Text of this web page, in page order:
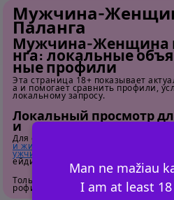
Man ne mažiau
I am at least
Мужчина-
Паланга
Мужчина-Женщина
нга: локальные
ные профили
Эта страница 18+ показывает
а и помогает сравнить профили,
локальному запросу.
Локальный просмотр
и
Для сравнения соседних локаций
и жиголо в Вильнюс
ужчина-Женщина и жиголо в
ейдите на страницу категории
Только для взрослых. Перед
рофили.